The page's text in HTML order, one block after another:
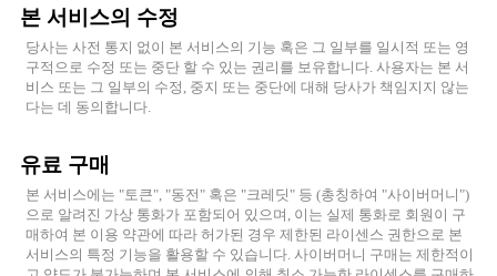
본 서비스의 수정
당사는 사전 통지 없이 본 서비스의 기능 혹은 그 일부를 일시적 또는 영
구적으로 수정 또는 중단 할 수 있는 권리를 보유합니다. 사용자는 본 서
비스 또는 그 일부의 수정, 중지 또는 중단에 대해 당사가 책임지지 않는
다는 데 동의합니다.
유료 구매
본 서비스에는 "토큰", "동전" 혹은 "크레딧" 등 (총칭하여 "사이버머니")
으로 알려진 가상 통화가 포함되어 있으며, 이는 실제 통화로 회원이 구
매하여 본 이용 약관에 따라 허가된 경우 제한된 라이센스 권한으로 본
서비스의 특정 기능을 활용할 수 있습니다. 사이버머니 구매는 제한적이